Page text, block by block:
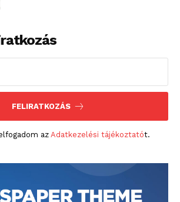
FELIRATKOZÁS
az Adatkezelési tájékoztatót.